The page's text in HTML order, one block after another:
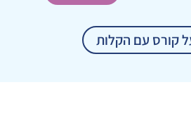
קורס עם הקלות